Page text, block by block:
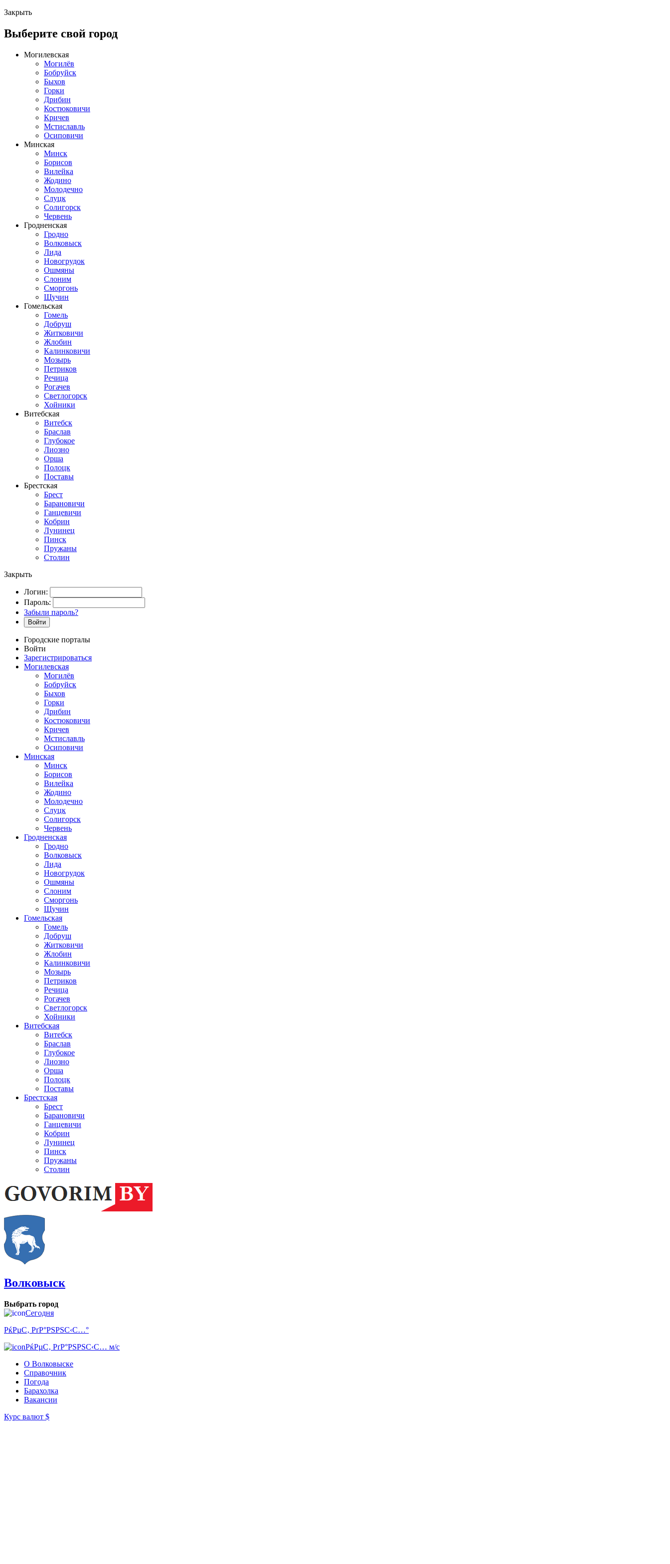
Закрыть
Выберите свой город
Могилевская
Могилёв
Бобруйск
Быхов
Горки
Дрибин
Костюковичи
Кричев
Мстиславль
Осиповичи
Минская
Минск
Борисов
Вилейка
Жодино
Молодечно
Слуцк
Солигорск
Червень
Гродненская
Гродно
Волковыск
Лида
Новогрудок
Ошмяны
Слоним
Сморгонь
Щучин
Гомельская
Гомель
Добруш
Житковичи
Жлобин
Калинковичи
Мозырь
Петриков
Речица
Рогачев
Светлогорск
Хойники
Витебская
Витебск
Браслав
Глубокое
Лиозно
Орша
Полоцк
Поставы
Брестская
Брест
Барановичи
Ганцевичи
Кобрин
Лунинец
Пинск
Пружаны
Столин
Закрыть
Логин:
Пароль:
Забыли пароль?
Войти
Городские порталы
Войти
Зарегистрироваться
Могилевская
Могилёв
Бобруйск
Быхов
Горки
Дрибин
Костюковичи
Кричев
Мстиславль
Осиповичи
Минская
Минск
Борисов
Вилейка
Жодино
Молодечно
Слуцк
Солигорск
Червень
Гродненская
Гродно
Волковыск
Лида
Новогрудок
Ошмяны
Слоним
Сморгонь
Щучин
Гомельская
Гомель
Добруш
Житковичи
Жлобин
Калинковичи
Мозырь
Петриков
Речица
Рогачев
Светлогорск
Хойники
Витебская
Витебск
Браслав
Глубокое
Лиозно
Орша
Полоцк
Поставы
Брестская
Брест
Барановичи
Ганцевичи
Кобрин
Лунинец
Пинск
Пружаны
Столин
Волковыск
Выбрать город
Сегодня
РќРµС‚ РґР°РЅРЅС‹С…°
РќРµС‚ РґР°РЅРЅС‹С… м/с
О Волковыске
Справочник
Погода
Барахолка
Вакансии
Курс валют $